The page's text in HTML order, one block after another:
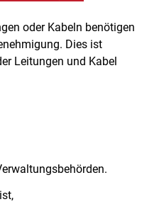
oder Kabeln benötigen
Dies ist
Leitungen und Kabel